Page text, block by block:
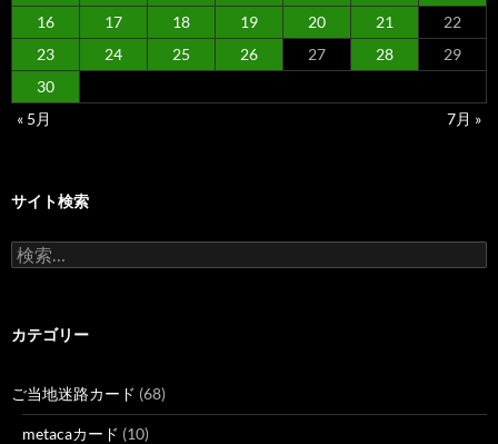
16
17 18 19 20 21
22
23
24 25 26 27 28
29
30
« 5月
7月 »
サイト検索
検
索:
カテゴリー
ご当地迷路カード (68)
metacaカード (10)